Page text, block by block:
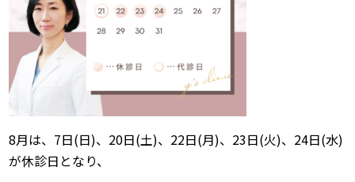
8月は、7日(日)、20日(土)、22日(月)、23日(火)、24日(水)
が休診日となり、